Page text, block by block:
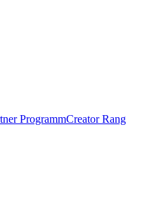
ProgrammCreator Rang